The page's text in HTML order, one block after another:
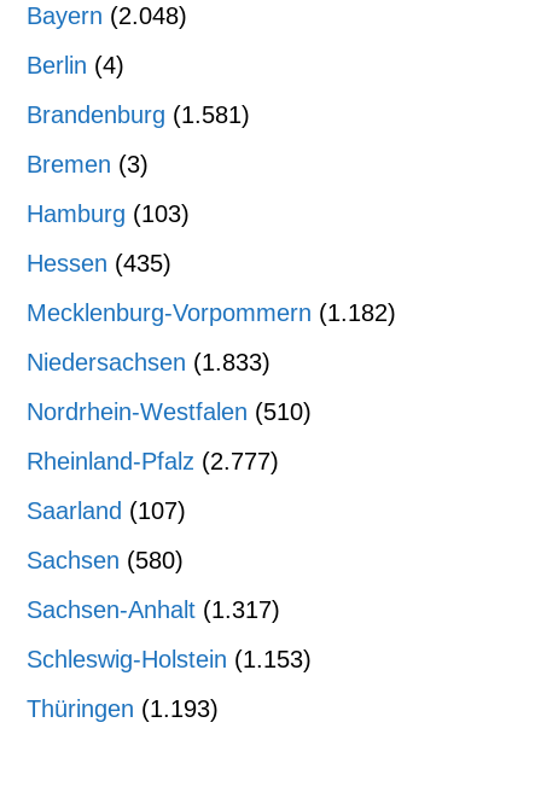
Bayern (2.048)
Berlin (4)
Brandenburg (1.581)
Bremen (3)
Hamburg (103)
Hessen (435)
Mecklenburg-Vorpommern (1.182)
Niedersachsen (1.833)
Nordrhein-Westfalen (510)
Rheinland-Pfalz (2.777)
Saarland (107)
Sachsen (580)
Sachsen-Anhalt (1.317)
Schleswig-Holstein (1.153)
Thüringen (1.193)